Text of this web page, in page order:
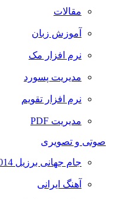
مقالات
آموزش زبان
نرم افزار مک
مدیریت پسورد
نرم افزار تقویم
مدیریت PDF
صوتی و تصویری
جام جهانی برزیل 2014
آهنگ ایرانی